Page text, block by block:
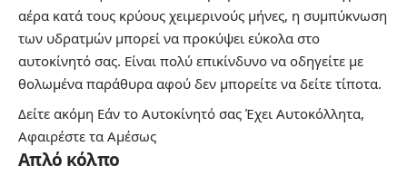
αέρα κατά τους κρύους χειμερινούς μήνες, η συμπύκνωση
των υδρατμών μπορεί να προκύψει εύκολα στο
αυτοκίνητό σας. Είναι πολύ επικίνδυνο να οδηγείτε με
θολωμένα παράθυρα αφού δεν μπορείτε να δείτε τίποτα.
Δείτε ακόμη Εάν το Αυτοκίνητό σας Έχει Αυτοκόλλητα,
Αφαιρέστε τα Αμέσως
Απλό κόλπο